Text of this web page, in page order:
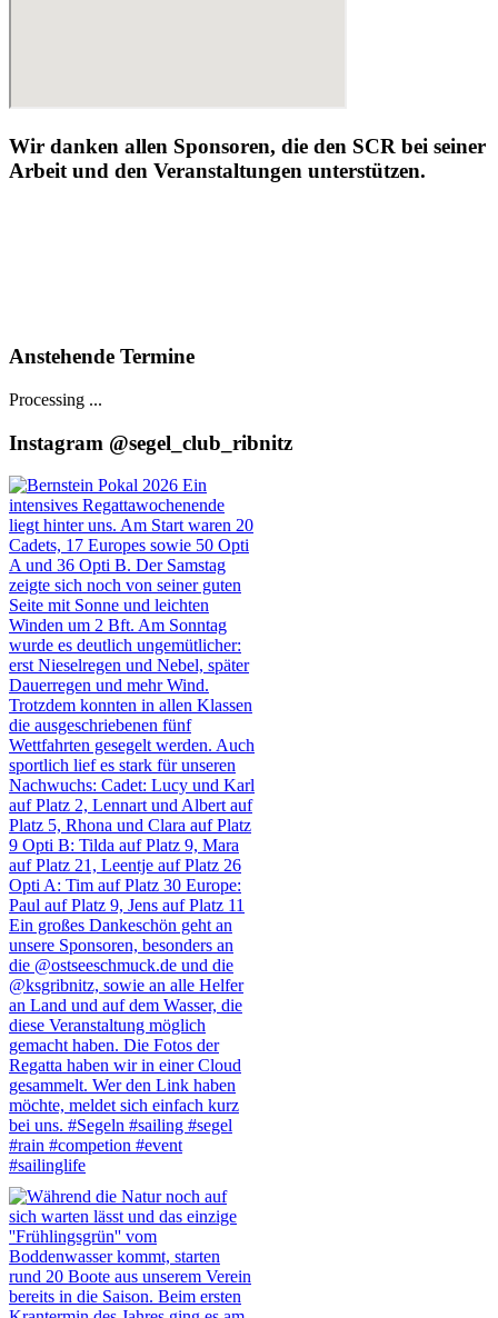
Wir danken allen Sponsoren, die den SCR bei seiner
Arbeit und den Veranstaltungen unterstützen.
Anstehende Termine
Processing ...
Instagram @segel_club_ribnitz